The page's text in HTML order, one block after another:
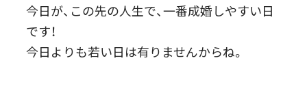
今日が、この先の人生で、一番成婚しやすい日
です！
今日よりも若い日は有りませんからね。